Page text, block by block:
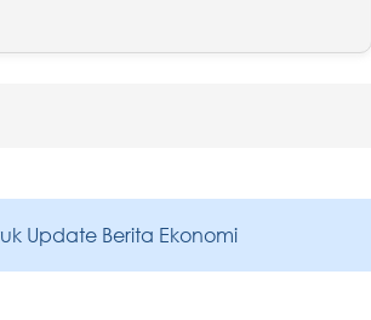
Update Berita Ekonomi